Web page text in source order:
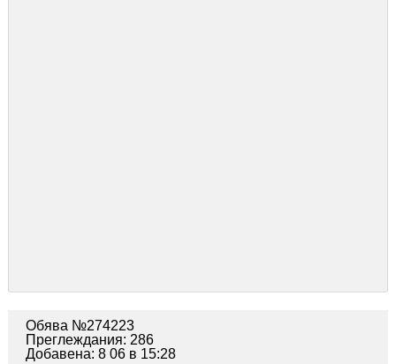
Обява №274223
Преглеждания: 286
Добавена: 8 06 в 15:28